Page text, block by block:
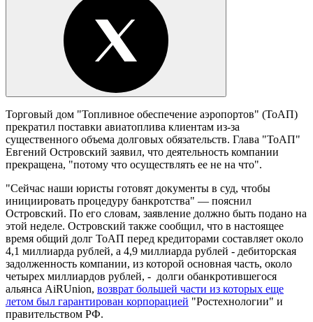
Торговый дом "Топливное обеспечение аэропортов" (ТоАП)
прекратил поставки авиатоплива клиентам из-за
существенного объема долговых обязательств. Глава "ТоАП"
Евгений Островский заявил, что деятельность компании
прекращена, "потому что осуществлять ее не на что".
"Сейчас наши юристы готовят документы в суд, чтобы
инициировать процедуру банкротства" — пояснил
Островский. По его словам, заявление должно быть подано на
этой неделе. Островский также сообщил, что в настоящее
время общий долг ТоАП перед кредиторами составляет около
4,1 миллиарда рублей, а 4,9 миллиарда рублей - дебиторская
задолженность компании, из которой основная часть, около
четырех миллиардов рублей, - долги обанкротившегося
альянса AiRUnion, возврат большей части из которых еще
летом был гарантирован корпорацией "Ростехнологии" и
правительством РФ.